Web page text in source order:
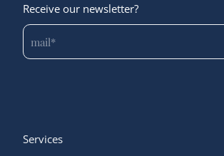
Receive our newsletter?
Services